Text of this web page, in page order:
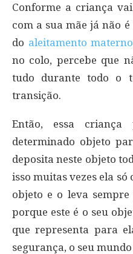
Conforme a criança
com a sua mãe já não
do aleitamento materno
no colo, percebe que
tudo durante todo o
transição.
Então, essa
determinado objeto
deposita neste objeto
isso muitas vezes ela só
objeto e o leva
porque este é o seu
que representa para
segurança, o seu